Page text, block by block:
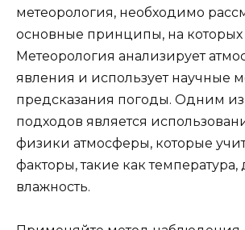
метеорология, необходимо
основные принципы, на которых
Метеорология анализирует
явления и использует научные
предсказания погоды. Одним
подходов является
физики атмосферы, которые
факторы, такие как
влажность.